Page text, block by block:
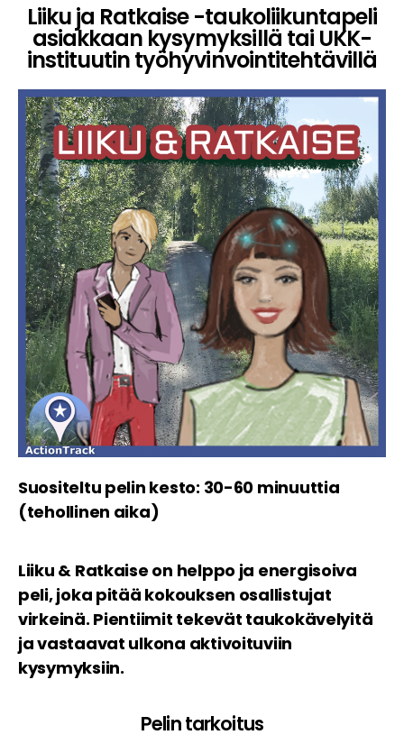
Liiku ja Ratkaise -taukoliikuntapeli
asiakkaan kysymyksillä tai UKK-
instituutin työhyvinvointitehtävillä
Suositeltu pelin kesto: 30-60 minuuttia
(tehollinen aika)
Liiku & Ratkaise on helppo ja energisoiva
peli, joka pitää kokouksen osallistujat
virkeinä. Pientiimit tekevät taukokävelyitä
ja vastaavat ulkona aktivoituviin
kysymyksiin.
Pelin tarkoitus